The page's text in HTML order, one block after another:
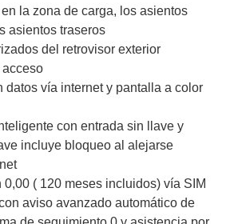
la zona de carga, los asientos
asientos traseros
del retrovisor exterior
acceso
datos vía internet y pantalla a color
con entrada sin llave y
incluye bloqueo al alejarse
0,00 ( 120 meses incluidos) vía SIM
aviso avanzado automático de